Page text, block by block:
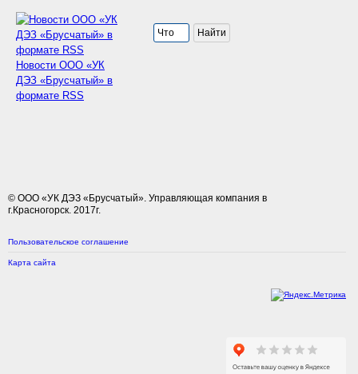
Новости ООО «УК
ДЭЗ «Брусчатый» в
формате RSS
© ООО «УК ДЭЗ «Брусчатый». Управляющая компания в
г.Красногорск. 2017г.
Пользовательское соглашение
Карта сайта